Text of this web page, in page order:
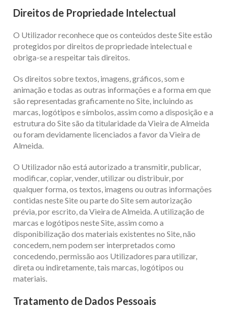
Direitos de Propriedade Intelectual
O Utilizador reconhece que os conteúdos deste Site estão
protegidos por direitos de propriedade intelectual e
obriga-se a respeitar tais direitos.
Os direitos sobre textos, imagens, gráficos, som e
animação e todas as outras informações e a forma em que
são representadas graficamente no Site, incluindo as
marcas, logótipos e símbolos, assim como a disposição e a
estrutura do Site são da titularidade da Vieira de Almeida
ou foram devidamente licenciados a favor da Vieira de
Almeida.
O Utilizador não está autorizado a transmitir, publicar,
modificar, copiar, vender, utilizar ou distribuir, por
qualquer forma, os textos, imagens ou outras informações
contidas neste Site ou parte do Site sem autorização
prévia, por escrito, da Vieira de Almeida. A utilização de
marcas e logótipos neste Site, assim como a
disponibilização dos materiais existentes no Site, não
concedem, nem podem ser interpretados como
concedendo, permissão aos Utilizadores para utilizar,
direta ou indiretamente, tais marcas, logótipos ou
materiais.
Tratamento de Dados Pessoais